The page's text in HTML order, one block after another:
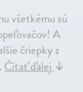
všetkému sú
A
čriepky z
Čítať ďalej↓